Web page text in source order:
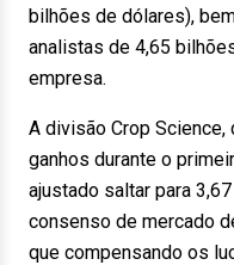
bilhões de dólares),
analistas de 4,65
empresa.
A divisão Crop Science,
ganhos durante o
ajustado saltar para
consenso de mercado
que compensando os